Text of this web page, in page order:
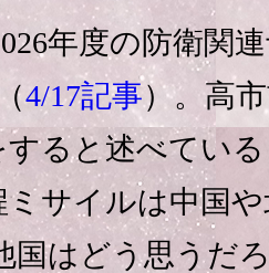
年度の防衛関
4/17記事）。高
ると述べてい
サイルは中国
国はどう思うだ